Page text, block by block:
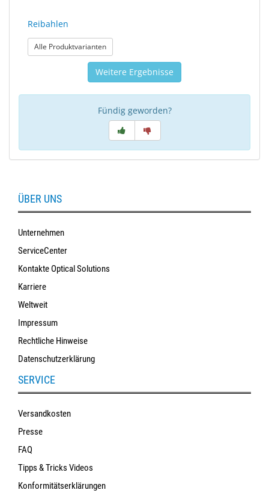
Reibahlen
Alle Produktvarianten: Reibahlen
Weitere Ergebnisse
Fündig geworden?
ÜBER UNS
Unternehmen
ServiceCenter
Kontakte Optical Solutions
Karriere
Weltweit
Impressum
Rechtliche Hinweise
Datenschutzerklärung
SERVICE
Versandkosten
Presse
FAQ
Tipps & Tricks Videos
Konformitätserklärungen